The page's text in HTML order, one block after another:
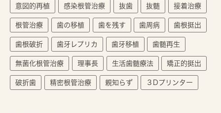
意図的再植 感染根管治療 抜歯 抜髄 接着治療
根管治療 歯の移植 歯を残す 歯周病 歯根挺出
歯根破折 歯牙レプリカ 歯牙移植 歯髄再生
無菌化根管治療 理事長 生活歯髄療法 矯正的挺出
破折歯 精密根管治療 親知らず ３Dプリンター